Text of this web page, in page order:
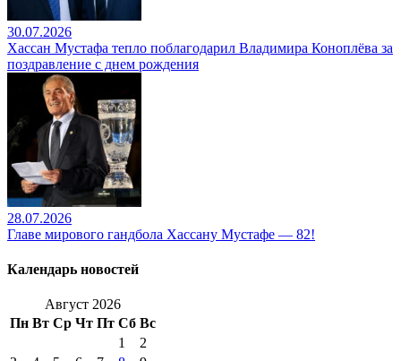
30.07.2026
Хассан Мустафа тепло поблагодарил Владимира Коноплёва за
поздравление с днем рождения
28.07.2026
Главе мирового гандбола Хассану Мустафе — 82!
Календарь новостей
Август 2026
Пн Вт Ср Чт Пт Сб Вс
1
2